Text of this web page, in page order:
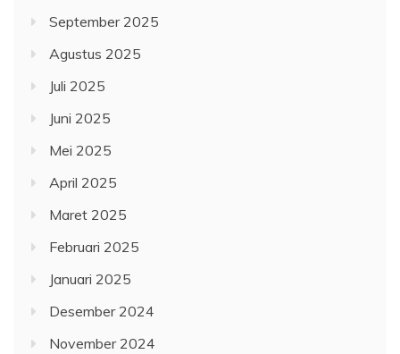
September 2025
Agustus 2025
Juli 2025
Juni 2025
Mei 2025
April 2025
Maret 2025
Februari 2025
Januari 2025
Desember 2024
November 2024